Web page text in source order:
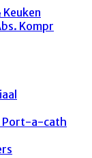
Kompr
Port-a-cath